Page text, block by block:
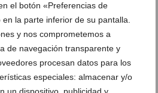
el botón «Preferencias de
la parte inferior de su pantalla.
y nos comprometemos a
de navegación transparente y
procesan datos para los
especiales: almacenar y/o